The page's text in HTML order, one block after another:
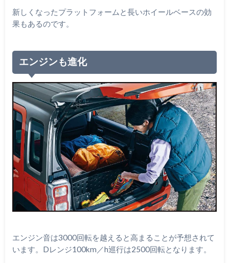
新しくなったプラットフォームと長いホイールベースの効
果もあるのです。
エンジンも進化
エンジン音は3000回転を越えると高まることが予想されて
います。Dレンジ100km／h巡行は2500回転となります。